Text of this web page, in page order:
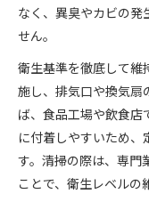
効
換気ダクトの
排気口清掃
徴
なく、異臭やカビの発
せん。
衛生基準を徹底して維
施し、排気口や換気扇
ば、食品工場や飲食店
に付着しやすいため、
す。清掃の際は、専門
ことで、衛生レベルの